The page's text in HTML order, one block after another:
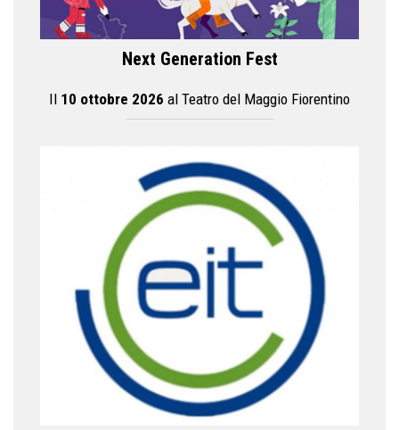
Next Generation Fest
Il 10 ottobre 2026 al Teatro del Maggio Fiorentino